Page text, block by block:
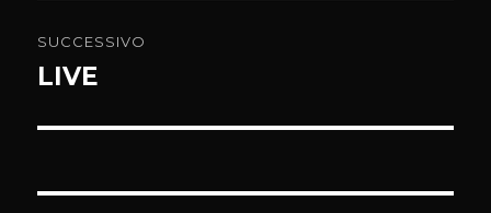
SUCCESSIVO
Articolo
LIVE